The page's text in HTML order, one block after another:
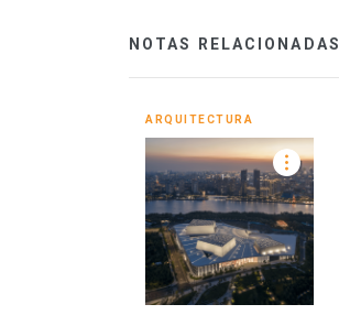
NOTAS RELACIONADAS
ARQUITECTURA